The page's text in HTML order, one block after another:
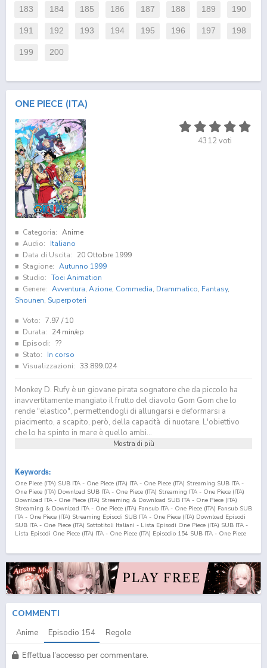
183 184 185 186 187 188 189 190
191 192 193 194 195 196 197 198
199 200
ONE PIECE (ITA)
4312voti
Categoria: Anime
Audio:
Italiano
Data di Uscita:
20 Ottobre 1999
Stagione: Autunno 1999
Studio: Toei Animation
Genere: Avventura, Azione, Commedia, Drammatico, Fantasy,
Shounen, Superpoteri
Voto: 7.97 / 10
Durata:
24 min/ep
Episodi: ??
Stato:
In corso
Visualizzazioni: 33.899.024
Monkey D. Rufy è un giovane pirata sognatore che da piccolo ha
inavvertitamente mangiato il frutto del diavolo Gom Gom che lo
rende "elastico", permettendogli di allungarsi e deformarsi a
piacimento, a scapito, però, della capacità di nuotare. L'obiettivo
che lo ha spinto in mare è quello ambi...
Mostra di più
Keywords:
One Piece (ITA) SUB ITA - One Piece (ITA) ITA - One Piece (ITA) Streaming SUB ITA -
One Piece (ITA) Download SUB ITA - One Piece (ITA) Streaming ITA - One Piece (ITA)
Download ITA - One Piece (ITA) Streaming & Download SUB ITA - One Piece (ITA)
Streaming & Download ITA - One Piece (ITA) Fansub ITA - One Piece (ITA) Fansub SUB
ITA - One Piece (ITA) Streaming Episodi SUB ITA - One Piece (ITA) Download Episodi
SUB ITA - One Piece (ITA) Sottotitoli Italiani - Lista Episodi One Piece (ITA) SUB ITA -
Lista Episodi One Piece (ITA) ITA - One Piece (ITA) Episodio 154 SUB ITA - One Piece
COMMENTI
Anime Episodio 154 Regole
Effettua l'accesso per commentare.